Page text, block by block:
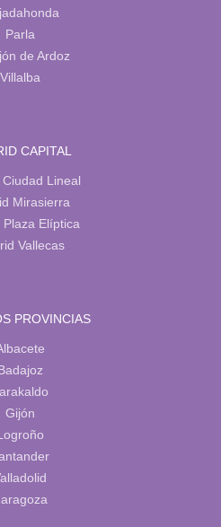
Parla
de Ardoz
Villalba
CAPITAL
Lineal
Mirasierra
Plaza Elíptica
Vallecas
PROVINCIAS
Gijón